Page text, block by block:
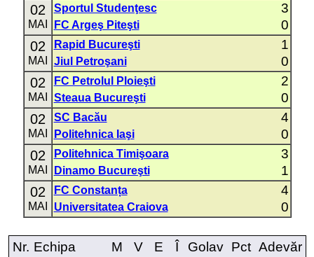
02
MAI
Sportul Studenţesc 3
FC Argeş Piteşti 0
02
MAI
Rapid Bucureşti 1
Jiul Petroşani 0
02
MAI
FC Petrolul Ploieşti 2
Steaua Bucureşti 0
02
MAI
SC Bacău 4
Politehnica Iaşi 0
02
MAI
Politehnica Timişoara 3
Dinamo Bucureşti 1
02
MAI
FC Constanța 4
Universitatea Craiova 0
Nr. Echipa M V E Î Golav Pct Adevăr